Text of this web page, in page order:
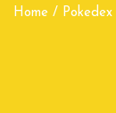
Home / Pokedex